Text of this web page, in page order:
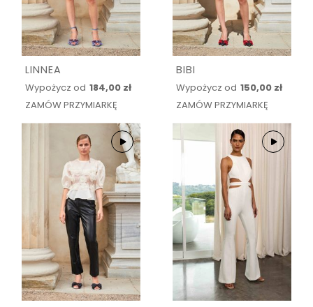
LINNEA
Wypożycz od 184,00 zł
ZAMÓW PRZYMIARKĘ
BIBI
Wypożycz od 150,00 zł
ZAMÓW PRZYMIARKĘ